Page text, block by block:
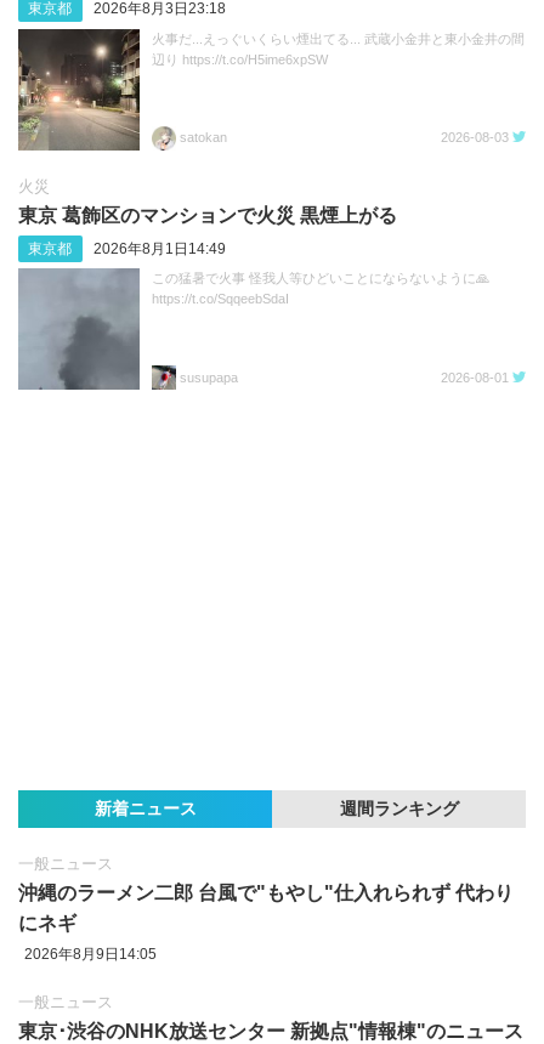
東京都 2026年8月3日23:18
火事だ...えっぐいくらい煙出てる... 武蔵小金井と東小金井の間
辺り https://t.co/H5ime6xpSW
satokan 2026-08-03
火災
東京 葛飾区のマンションで火災 黒煙上がる
東京都 2026年8月1日14:49
この猛暑で火事 怪我人等ひどいことにならないように🙏
https://t.co/SqqeebSdaI
susupapa 2026-08-01
新着ニュース 週間ランキング
一般ニュース
沖縄のラーメン二郎 台風で"もやし"仕入れられず 代わり
にネギ
2026年8月9日14:05
一般ニュース
東京‪･‬渋谷のNHK放送センター 新拠点"情報棟"のニュース